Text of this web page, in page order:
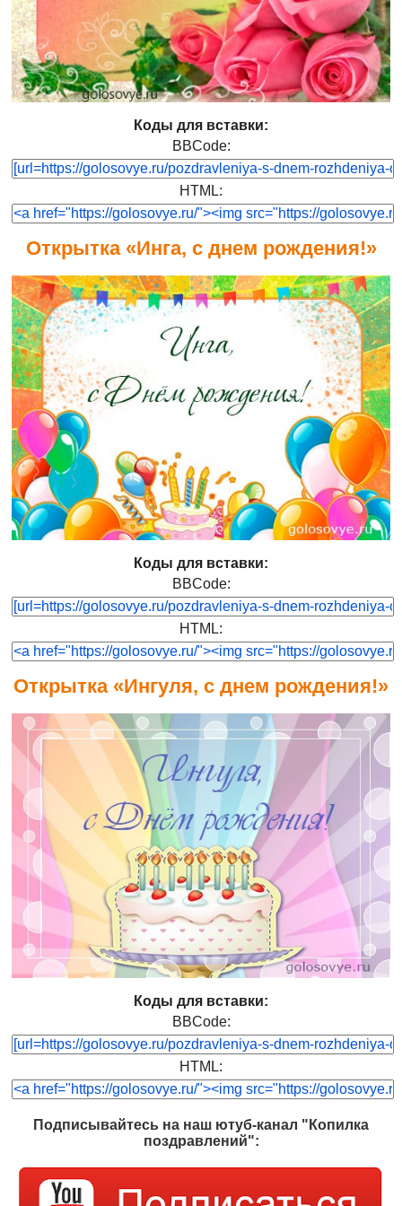
Коды для вставки:
BBCode:
HTML:
Открытка «Инга, с днем рождения!»
Коды для вставки:
BBCode:
HTML:
Открытка «Ингуля, с днем рождения!»
Коды для вставки:
BBCode:
HTML:
Подписывайтесь на наш ютуб-канал "Копилка
поздравлений":